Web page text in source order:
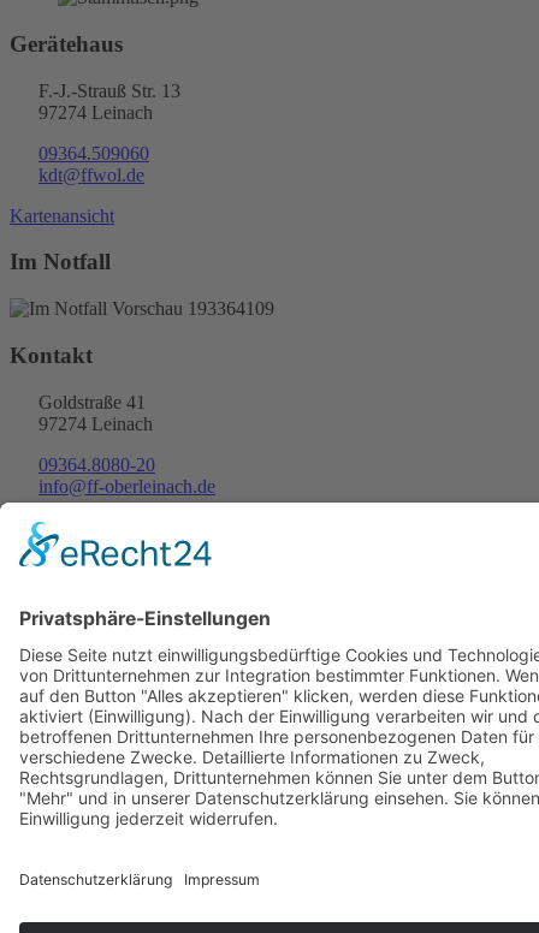
Gerätehaus
F.-J.-Strauß Str. 13
97274 Leinach
09364.509060
kdt@ffwol.de
Kartenansicht
Im Notfall
Kontakt
Goldstraße 41
97274 Leinach
09364.8080-20
info@ff-oberleinach.de
Kontakt
© FFw Oberleinach 2026
Mobile Menu Toggle
Startseite
Termine
Aktive Wehr
Verein
Oldtimer
Bilder